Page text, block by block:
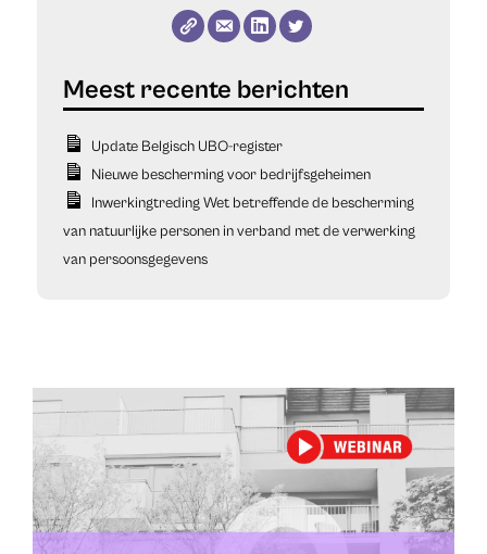
Update Belgisch UBO-register
Nieuwe bescherming voor bedrijfsgeheimen
Inwerkingtreding Wet betreffende de bescherming
van natuurlijke personen in verband met de verwerking
van persoonsgegevens